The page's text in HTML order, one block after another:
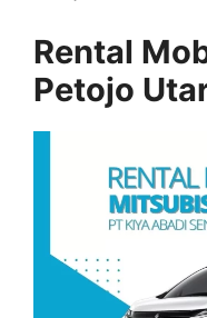
Rental
Petojo